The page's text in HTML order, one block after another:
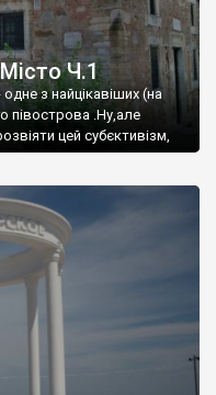
Ч.1
з найцікавіших (на
півострова .Ну,але
цей субєктивізм,